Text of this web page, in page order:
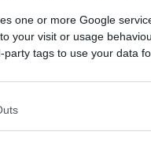
one or more Google
your visit or usage
tags to use your data
en aftonbön?
Vill du bli
medlem?